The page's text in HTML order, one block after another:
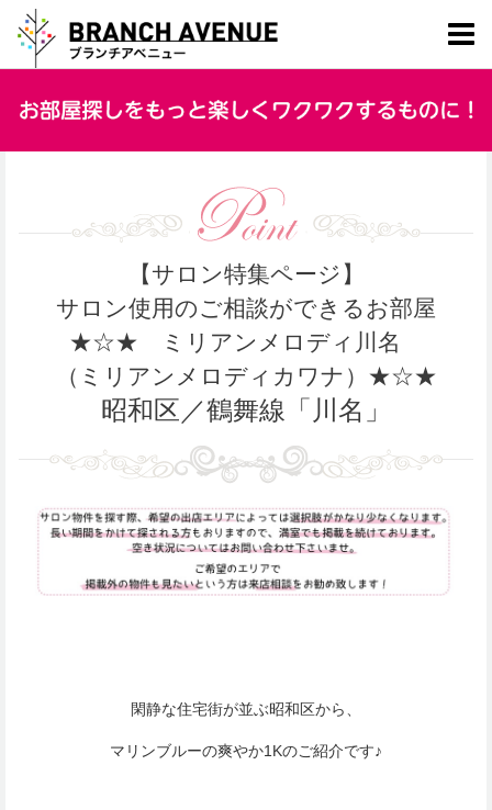
【サロン特集ページ】
サロン使用のご相談ができるお部屋
★☆★ ミリアンメロディ川名
（ミリアンメロディカワナ）★☆★
昭和区／鶴舞線「川名」
閑静な住宅街が並ぶ昭和区から、
マリンブルーの爽やか1Kのご紹介です♪